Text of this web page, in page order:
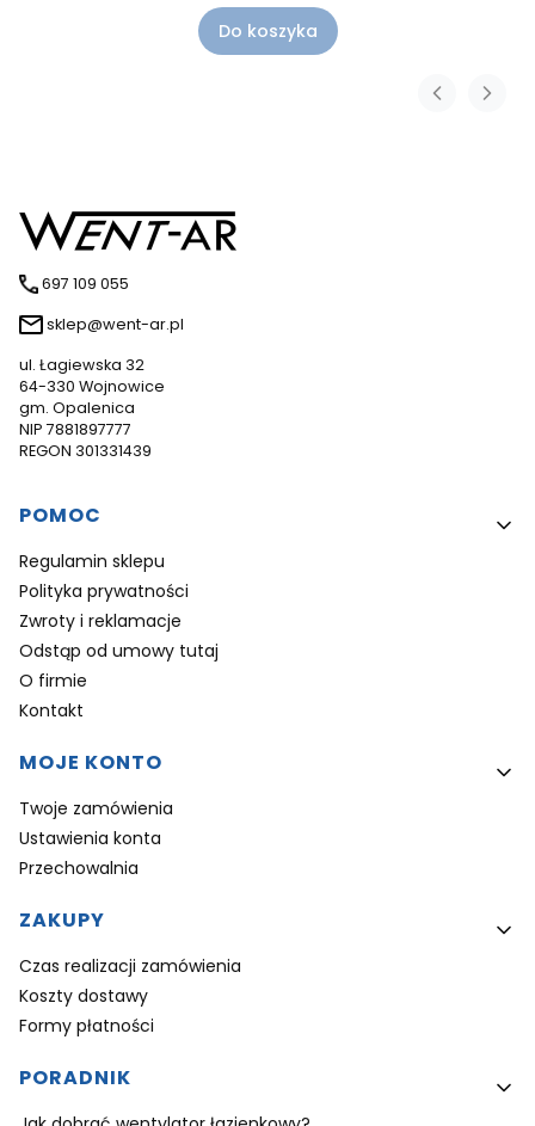
Do koszyka
697 109 055
sklep@went-ar.pl
ul. Łagiewska 32
64-330 Wojnowice
gm. Opalenica
NIP 7881897777
REGON 301331439
Linki w stopce
POMOC
Regulamin sklepu
Polityka prywatności
Zwroty i reklamacje
Odstąp od umowy tutaj
O firmie
Kontakt
MOJE KONTO
Twoje zamówienia
Ustawienia konta
Przechowalnia
ZAKUPY
Czas realizacji zamówienia
Koszty dostawy
Formy płatności
PORADNIK